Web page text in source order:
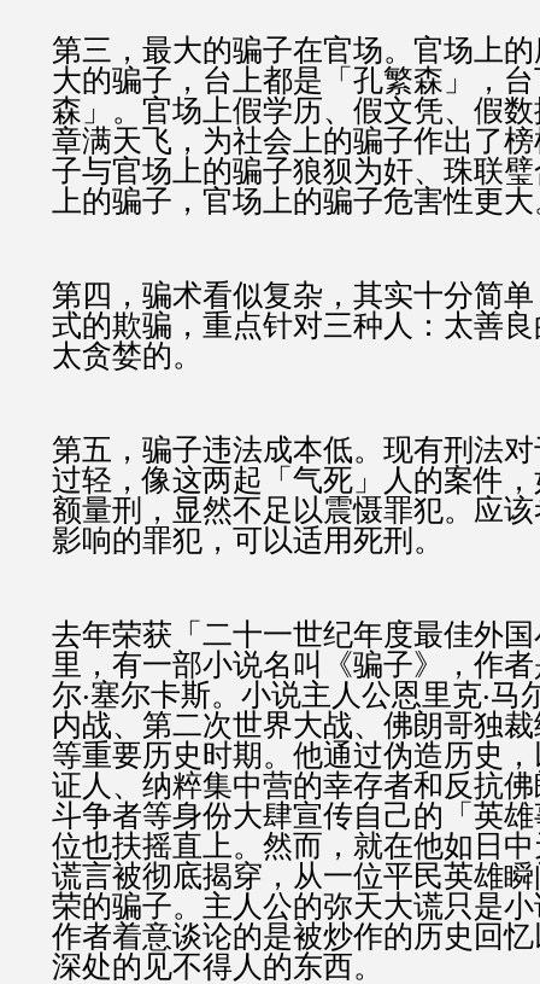
第三，最大的骗子在官场。官场上
大的骗子，台上都是「孔繁森」，
森」。官场上假学历、假文凭、假
章满天飞，为社会上的骗子作出了
子与官场上的骗子狼狈为奸、珠联
上的骗子，官场上的骗子危害性更
第四，骗术看似复杂，其实十分简
式的欺骗，重点针对三种人：太善
太贪婪的。
第五，骗子违法成本低。现有刑法
过轻，像这两起「气死」人的案件
额量刑，显然不足以震慑罪犯。应
影响的罪犯，可以适用死刑。
去年荣获「二十一世纪年度最佳外
里，有一部小说名叫《骗子》，作
尔‧塞尔卡斯。小说主人公恩里克‧马
内战、第二次世界大战、佛朗哥独
等重要历史时期。他通过伪造历史
证人、纳粹集中营的幸存者和反抗
斗争者等身份大肆宣传自己的「英
位也扶摇直上。然而，就在他如日
谎言被彻底揭穿，从一位平民英雄
荣的骗子。主人公的弥天大谎只是
作者着意谈论的是被炒作的历史回
深处的见不得人的东西。